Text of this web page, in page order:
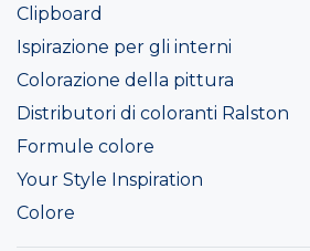
Clipboard
Ispirazione per gli interni
Colorazione della pittura
Distributori di coloranti Ralston
Formule colore
Your Style Inspiration
Colore